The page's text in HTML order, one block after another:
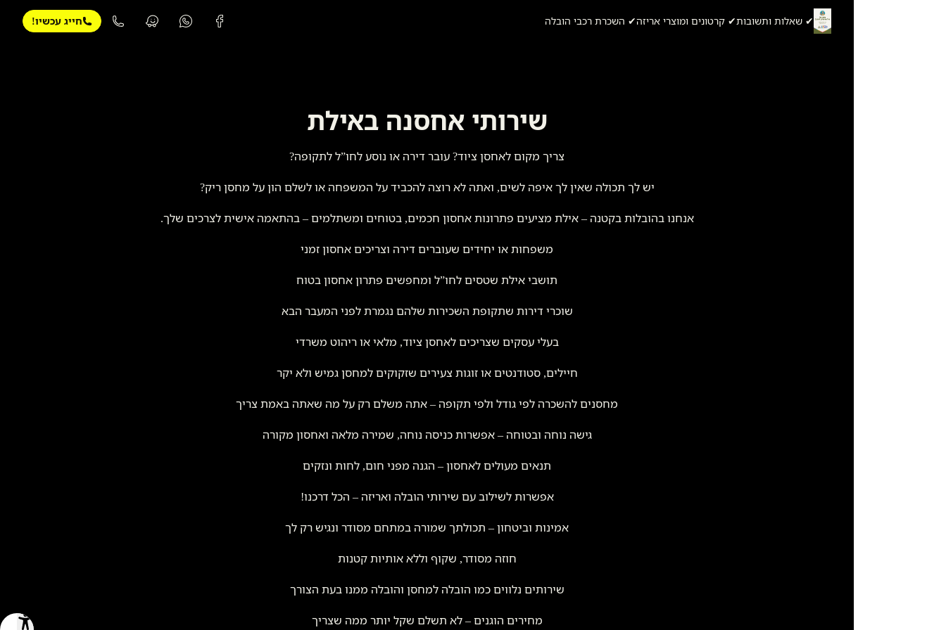
✔ שאלות ותשובות✔ קרטונים ומוצרי אריזה✔ השכרת רכבי הובלה חייג עכשיו!
שירותי אחסנה באילת
צריך מקום לאחסן ציוד? עובר דירה או נוסע לחו”ל לתקופה?
יש לך תכולה שאין לך איפה לשים, ואתה לא רוצה להכביד על המשפחה או לשלם הון על מחסן ריק?
אנחנו בהובלות בקטנה – אילת מציעים פתרונות אחסון חכמים, בטוחים ומשתלמים – בהתאמה אישית לצרכים שלך.
משפחות או יחידים שעוברים דירה וצריכים אחסון זמני
תושבי אילת שטסים לחו”ל ומחפשים פתרון אחסון בטוח
שוכרי דירות שתקופת השכירות שלהם נגמרת לפני המעבר הבא
בעלי עסקים שצריכים לאחסן ציוד, מלאי או ריהוט משרדי
חיילים, סטודנטים או זוגות צעירים שזקוקים למחסן גמיש ולא יקר
מחסנים להשכרה לפי גודל ולפי תקופה – אתה משלם רק על מה שאתה באמת צריך
גישה נוחה ובטוחה – אפשרות כניסה נוחה, שמירה מלאה ואחסון מקורה
תנאים מעולים לאחסון – הגנה מפני חום, לחות ונזקים
אפשרות לשילוב עם שירותי הובלה ואריזה – הכל דרכנו!
אמינות וביטחון – תכולתך שמורה במתחם מסודר ונגיש רק לך
חוזה מסודר, שקוף וללא אותיות קטנות
שירותים נלווים כמו הובלה למחסן והובלה ממנו בעת הצורך
מחירים הוגנים – לא תשלם שקל יותר ממה שצריך